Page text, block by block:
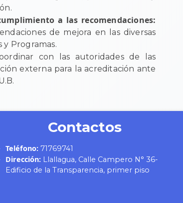
a las recomendaciones:
de mejora en las diversas
y Programas.
con las autoridades de las
externa para la acreditación ante
Contactos
Teléfono: 71769741
Dirección: Llallagua, Calle Campero N° 36-
Edificio de la Transparencia, primer piso